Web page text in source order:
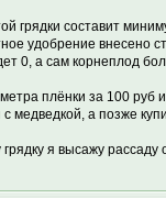
грядки составит
удобрение внесено
0, а сам корнеплод
плёнки за 100 руб
с медведкой, а позже
грядку я высажу рассаду